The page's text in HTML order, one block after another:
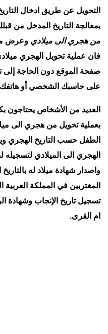
التحويل عن طريق ادخال
بمعالجة التاريخ المدخل من
من هجري الى ميلادي وعرض ما
فان عملية تحويل الهجري
صفحة الموقع دون الحاجة إلى
على حاسبك الشخصي أو هاتفك
العديد من الأشخاص يحتاجون
بعملية تحويل من هجري الى
الطفل حسب التاريخ الهجري
الهجري الى الميلادي لتسجيله
واصدار شهادة ميلاد له
المغتربين في المملكة العربية
تسجيل تاريخ الإنجاب وشهادة
ام القرى.